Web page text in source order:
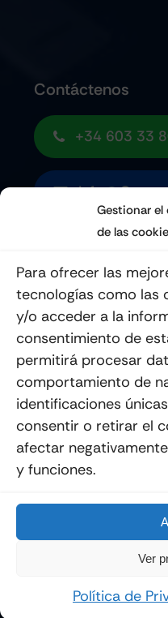
Gestionar
de las
Para ofrecer las
tecnologías como las
y/o acceder a la
consentimiento de
permitirá procesar
comportamiento de
identificaciones
consentir o retirar el
afectar
y funciones.
Ver
Política de
Contáctenos
+34 603 33
Diseñada Por
Todos Los